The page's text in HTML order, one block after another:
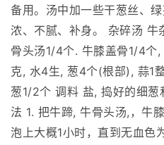
备用。汤中加一些干葱丝、
浓、不腻、补身。 杂碎汤
骨头汤1/4个. 牛膝盖骨1/4个
克, 水4生, 葱4个(根部), 蒜1
葱1/2个 调料 盐, 捣好的细
法 1. 把牛蹄, 牛骨头汤,，牛
泡上大概1小时，直到无血色